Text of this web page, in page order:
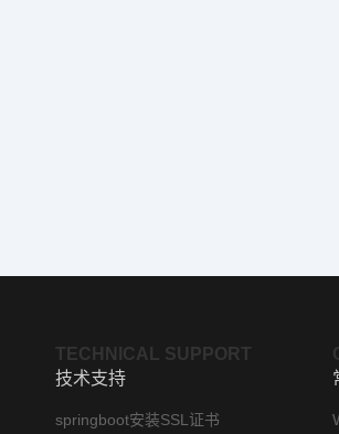
TECHNICAL SUPPORT
技术支持
springboot安装SSL证书